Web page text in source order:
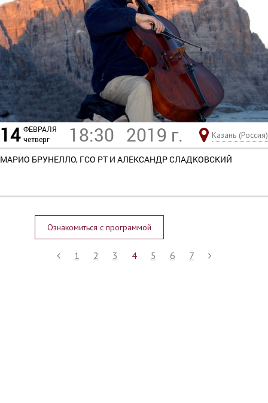
14 ФЕВРАЛЯ
четверг
18:30 2019 г. Казань (Россия)
МАРИО БРУНЕЛЛО, ГСО РТ И АЛЕКСАНДР СЛАДКОВСКИЙ
Ознакомиться с программой
1 2 3 4 5 6 7